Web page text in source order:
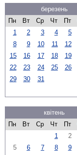
березень
Пн
Вт Ср Чт Пт
1
2 3 4 5
8
9 10 11 12
15
16 17 18 19
22
23 24 25 26
29
30 31
квітень
Пн
Вт Ср Чт Пт
1
2
5
6 7 8 9